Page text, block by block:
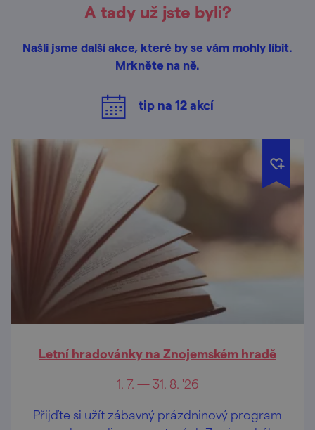
A tady už jste byli?
Našli jsme další akce, které by se vám mohly líbit.
Mrkněte na ně.
tip na 12akcí
Letní hradovánky na Znojemském hradě
1. 7. — 31. 8. '26
Přijďte si užít zábavný prázdninový program